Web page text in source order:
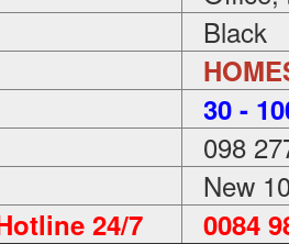
Black
30 -
098
New
24/7 0084